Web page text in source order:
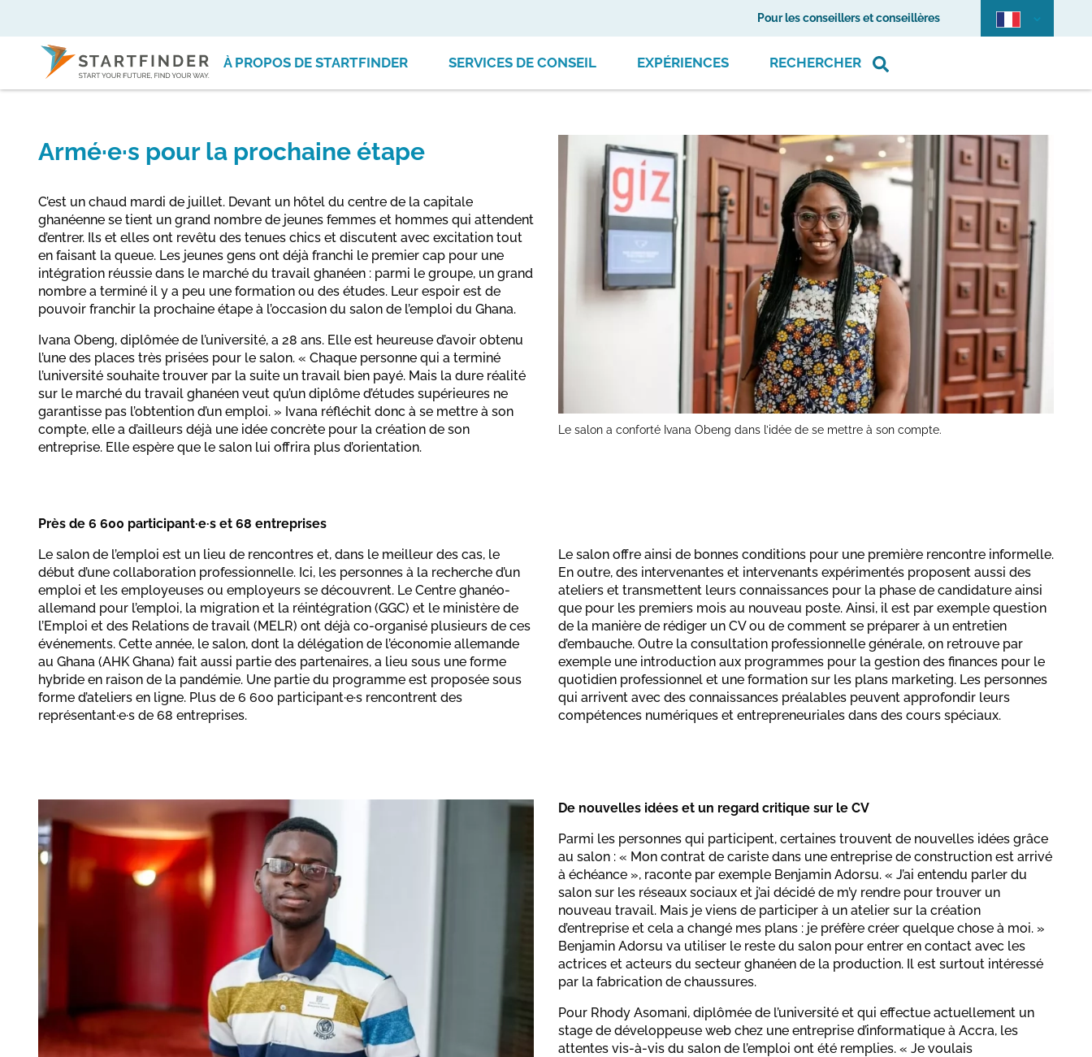
Pour les conseillers et conseillères
À PROPOS DE STARTFINDER SERVICES DE CONSEIL EXPÉRIENCES RECHERCHER
Le salon a conforté Ivana Obeng dans l’idée de se mettre à son compte.
Armé·e·s pour la prochaine étape
C’est un chaud mardi de juillet. Devant un hôtel du centre de la capitale
ghanéenne se tient un grand nombre de jeunes femmes et hommes qui attendent
d’entrer. Ils et elles ont revêtu des tenues chics et discutent avec excitation tout
en faisant la queue. Les jeunes gens ont déjà franchi le premier cap pour une
intégration réussie dans le marché du travail ghanéen : parmi le groupe, un grand
nombre a terminé il y a peu une formation ou des études. Leur espoir est de
pouvoir franchir la prochaine étape à l’occasion du salon de l’emploi du Ghana.
Ivana Obeng, diplômée de l’université, a 28 ans. Elle est heureuse d’avoir obtenu
l’une des places très prisées pour le salon. « Chaque personne qui a terminé
l’université souhaite trouver par la suite un travail bien payé. Mais la dure réalité
sur le marché du travail ghanéen veut qu’un diplôme d’études supérieures ne
garantisse pas l’obtention d’un emploi. » Ivana réfléchit donc à se mettre à son
compte, elle a d’ailleurs déjà une idée concrète pour la création de son
entreprise. Elle espère que le salon lui offrira plus d’orientation.
Près de 6 600 participant·e·s et 68 entreprises
Le salon de l’emploi est un lieu de rencontres et, dans le meilleur des cas, le
début d’une collaboration professionnelle. Ici, les personnes à la recherche d’un
emploi et les employeuses ou employeurs se découvrent. Le Centre ghanéo-
allemand pour l’emploi, la migration et la réintégration (GGC) et le ministère de
l’Emploi et des Relations de travail (MELR) ont déjà co-organisé plusieurs de ces
événements. Cette année, le salon, dont la délégation de l’économie allemande
au Ghana (AHK Ghana) fait aussi partie des partenaires, a lieu sous une forme
hybride en raison de la pandémie. Une partie du programme est proposée sous
forme d’ateliers en ligne. Plus de 6 600 participant·e·s rencontrent des
représentant·e·s de 68 entreprises.
Le salon offre ainsi de bonnes conditions pour une première rencontre informelle.
En outre, des intervenantes et intervenants expérimentés proposent aussi des
ateliers et transmettent leurs connaissances pour la phase de candidature ainsi
que pour les premiers mois au nouveau poste. Ainsi, il est par exemple question
de la manière de rédiger un CV ou de comment se préparer à un entretien
d’embauche. Outre la consultation professionnelle générale, on retrouve par
exemple une introduction aux programmes pour la gestion des finances pour le
quotidien professionnel et une formation sur les plans marketing. Les personnes
qui arrivent avec des connaissances préalables peuvent approfondir leurs
compétences numériques et entrepreneuriales dans des cours spéciaux.
De nouvelles idées et un regard critique sur le CV
Parmi les personnes qui participent, certaines trouvent de nouvelles idées grâce
au salon : « Mon contrat de cariste dans une entreprise de construction est arrivé
à échéance », raconte par exemple Benjamin Adorsu. « J’ai entendu parler du
salon sur les réseaux sociaux et j’ai décidé de m’y rendre pour trouver un
nouveau travail. Mais je viens de participer à un atelier sur la création
d’entreprise et cela a changé mes plans : je préfère créer quelque chose à moi. »
Benjamin Adorsu va utiliser le reste du salon pour entrer en contact avec les
actrices et acteurs du secteur ghanéen de la production. Il est surtout intéressé
par la fabrication de chaussures.
Pour Rhody Asomani, diplômée de l’université et qui effectue actuellement un
stage de développeuse web chez une entreprise d’informatique à Accra, les
attentes vis-à-vis du salon de l’emploi ont été remplies. « Je voulais